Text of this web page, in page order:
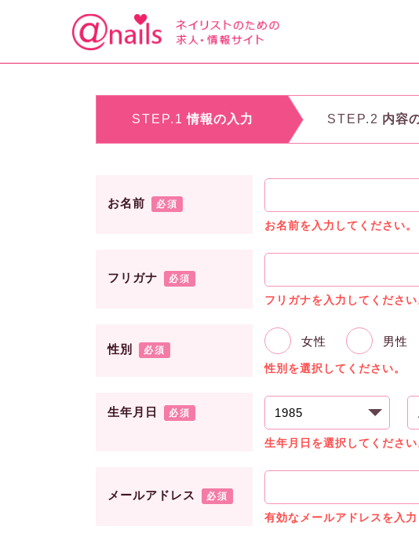
STEP.1 情報の入力 STEP.2 内容
お名前 必須
お名前を入力してください。
フリガナ 必須
フリガナを入力してください
性別 必須
女性 男性
性別を選択してください。
生年月日 必須
生年月日を選択してください
メールアドレス 必須
有効なメールアドレスを入力